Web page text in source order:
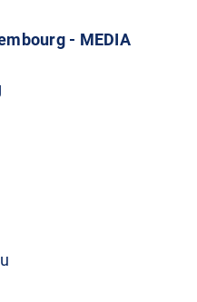
- MEDIA